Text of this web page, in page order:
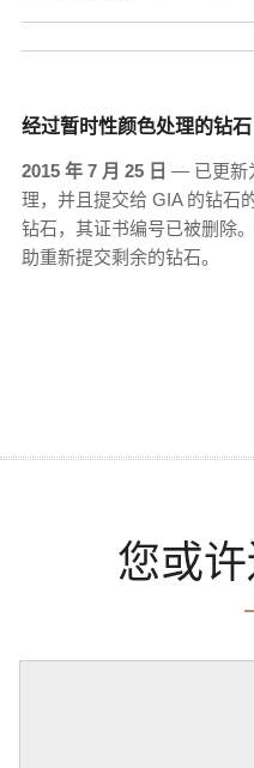
经过暂时性颜色处理的钻石
2015 年 7 月 25 日 — 已更新
理，并且提交给 GIA 的钻石
钻石，其证书编号已被删除
助重新提交剩余的钻石。
您或